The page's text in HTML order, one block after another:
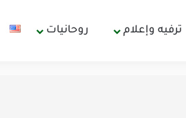
ترفيه وإعلام روحانيات